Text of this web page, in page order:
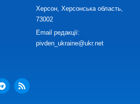
Херсон, Херсонська область,
73002
Email редакції:
pivden_ukraine@ukr.net